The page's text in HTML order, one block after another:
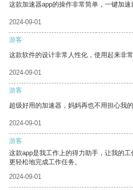
这款加速器app的操作非常简单，一键加速
2024-09-01
游客
这款软件的设计非常人性化，使用起来非常
2024-09-01
游客
超级好用的加速器，妈妈再也不用担心我
2024-09-01
游客
这款app是我工作上的得力助手，让我的
更轻松地完成工作任务。
2024-09-01